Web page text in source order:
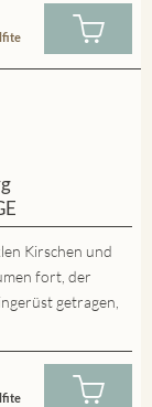
Kirschen und
fort, der
getragen,